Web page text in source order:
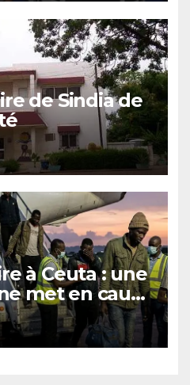
de Sindia de
à Ceuta : une
met en cause
de Rabat